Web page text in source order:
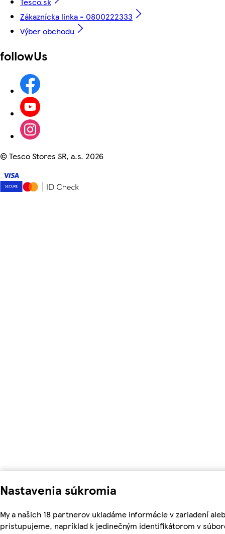
Nastavenia súkromia
My a našich 18 partnerov ukladáme informácie v zariadení
pristupujeme, napríklad k jedinečným identifikátorom v
Zákaznícka linka - 0800222333
Výber obchodu
followUs
©Tesco Stores SR, a.s. 2026